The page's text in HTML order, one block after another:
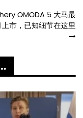
OMODA 5 大马最
市，已知细节在这里